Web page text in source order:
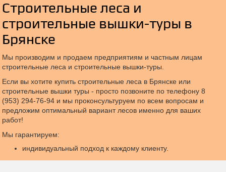
Строительные леса и
строительные вышки-туры в
Брянске
Мы производим и продаем предприятиям и частным лицам
строительные леса и строительные вышки-туры.
Если вы хотите купить строительные леса в Брянске или
строительные вышки туры - просто позвоните по телефону 8
(953) 294-76-94 и мы проконсультуруем по всем вопросам и
предложим оптимальный вариант лесов именно для ваших
работ!
Мы гарантируем:
индивидуальный подход к каждому клиенту.